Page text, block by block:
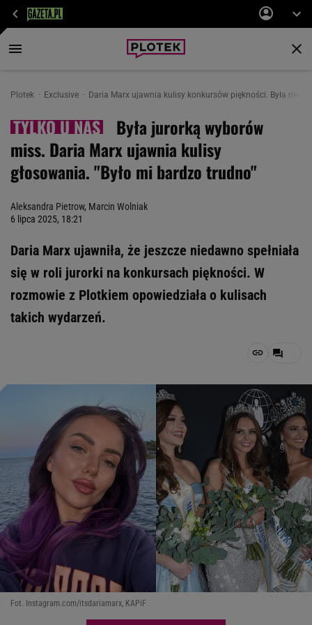
Plotek Exclusive Daria Marx ujawnia kulisy konkursów piękności. Była
Była jurorką wyborów
miss. Daria Marx ujawnia kulisy
głosowania. "Było mi bardzo trudno"
Aleksandra Pietrow, Marcin Wolniak
6 lipca 2025, 18:21
Daria Marx ujawniła, że jeszcze niedawno spełniała
się w roli jurorki na konkursach piękności. W
rozmowie z Plotkiem opowiedziała o kulisach
takich wydarzeń.
Fot. Instagram.com/itsdariamarx, KAPiF